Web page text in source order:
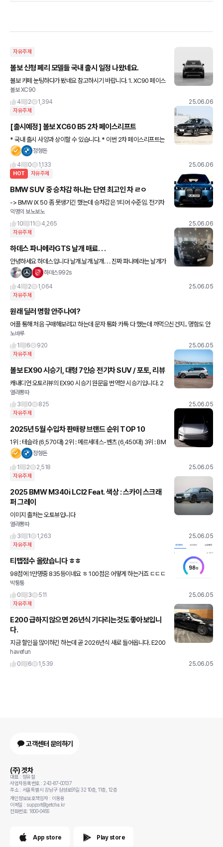
자유주제
볼보 신형 페리 모델들 국내 출시 일정 나왔네요.
볼보 카페 눈팅하다가 봤네요 참고하시기 바랍니다. 1. XC90 페이스
리프트 2025년 7월 말 2. S90 페이스리프트 2025년 8월 3. XC6
볼보 XC90
4
2 1,394 25.06.06
자유주제
[출시예정] 볼보 XC60 B5 2차 페이스리프트
* 국내 출시 사양과 상이할 수 있습니다. * 이번 2차 페이스리프트는
B6 트림 미출시 * 국내는 오는 3분기 중 출시 예정입니다.
정형돈
4
0 1,133 25.06.06
HOT 자유주제
BMW SUV 중 승차감 하나는 단연 최고인 차 ㄹㅇ
-> BMW iX 50 좀 못생기긴 했는데 승차감은 1티어 수준임. 전기차
특성상 배터리가 바닥에 깔려있어서 안정감이 배가되기도 하고 에어
익명의 보노보노
10
11 4,265 25.06.06
자유주제
하데스 파나메라GTS 날개 매료. . .
안녕하세요 하데스입니다 날개.날개.날개. . . 진짜 파나메라는 날개가
심장이죠. . . 오랜만에 GTS보고 왔네요 앞 범퍼가 스포츠 범퍼입니
하데스992s
4
2 1,064 25.06.05
자유주제
원래 딜러 명함 안주나여?
어플 통해 처음 구매해보려고 하는데 문자 통화 카톡 다 했는데 까먹으신건지.. 명함도 안
주셔서 이게 요청을 꼭 해야만 주시는건지 잘 모르겠네요
노바루
1
6 920 25.06.05
자유주제
볼보 EX90 시승기, 대형 7인승 전기차 SUV / 포토, 리뷰
캐내디언 오토리뷰의 EX90 시승기 원문을 번역한 시승기입니다. 2
025년형 볼보 EX90은 다시 한번 판도를 바꿀 것을 목표로 합니다.
이번에는 볼보를 완전한 전동화로 이끌면서 동시에 브
열라뽕따
3
0 825 25.06.05
자유주제
2025년 5월 수입차 판매량 브랜드 순위 TOP 10
1위 : 테슬라 (6,570대) 2위 : 메르세데스-벤츠 (6,450대) 3위 : BM
W (6,405대) 4위 : 포르쉐 (1,192대) 5위 : 렉서스 (1,134대) 6위 :
정형돈
1
2 2,518 25.06.05
자유주제
2025 BMW M340i LCI2 Feat. 색상 : 스카이 스크래
퍼 그레이
이미지 출처는 오토뷰입니다
열라뽕따
3
1 1,263 25.06.05
자유주제
티맵점수 올랐습니다 ㅎㅎ
98점에 1만명중 835등이네요 ㅎ 100점은 어떻게 하는거죠 ㄷㄷㄷ
ㄷㄷ
박퉁퉁
0
3 511 25.06.05
자유주제
E200 급하지 않으면 26년식 기다리는것도 좋아보입니
다.
지금 할인을 많이하긴 하는데 곧 2026년식 새로 들어옵니다. E200
은 AMG라인 새로 들어오고 헤드라이트 빼면 E300 AMG라인이랑
havefun
0
6 1,539 25.06.05
고객센터 문의하기
(주) 겟차
대표 : 정유철
사업자등록번호 : 243-87-00137
주소 : 서울특별시 강남구 삼성로91길 32 10층, 11층, 12층
개인정보보호책임자 : 이동용
이메일 : support@getcha.kr
전화번호: 1800-0456
App store Play store